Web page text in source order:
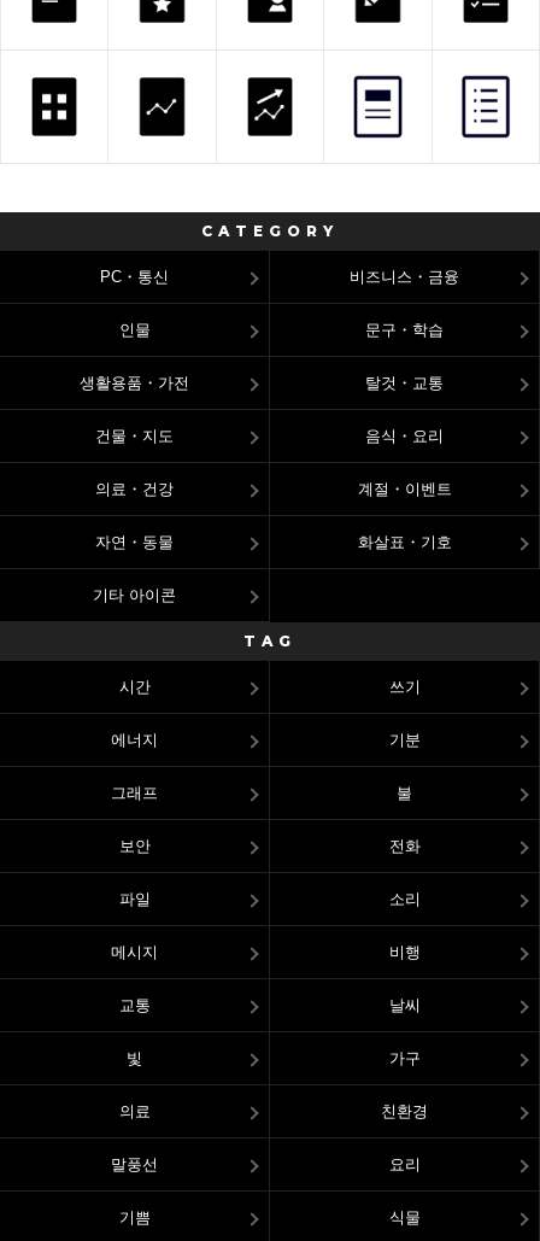
CATEGORY
PC・통신 비즈니스・금융
인물 문구・학습
생활용품・가전 탈것・교통
건물・지도 음식・요리
의료・건강 계절・이벤트
자연・동물 화살표・기호
기타 아이콘
TAG
시간 쓰기
에너지 기분
그래프 불
보안 전화
파일 소리
메시지 비행
교통 날씨
빛 가구
의료 친환경
말풍선 요리
기쁨 식물